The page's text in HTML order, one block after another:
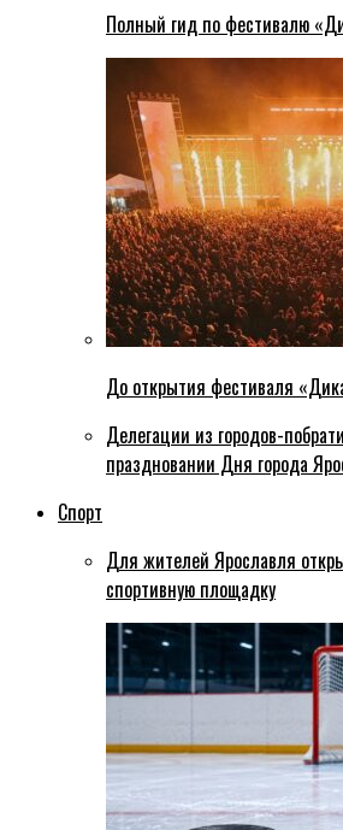
Полный гид по фестивалю
До открытия фестиваля
Делегации из городов-
праздновании Дня города
Спорт
Для жителей Ярославля
спортивную площадку